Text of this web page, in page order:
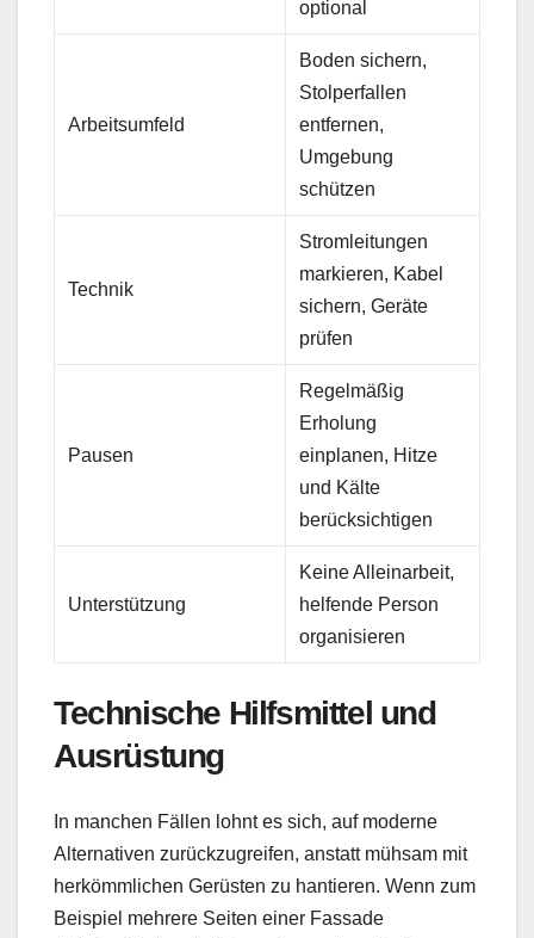
optional
Arbeitsumfeld
Boden sichern,
Stolperfallen
entfernen,
Umgebung
schützen
Technik
Stromleitungen
markieren, Kabel
sichern, Geräte
prüfen
Pausen
Regelmäßig
Erholung
einplanen, Hitze
und Kälte
berücksichtigen
Unterstützung
Keine Alleinarbeit,
helfende Person
organisieren
Technische Hilfsmittel und
Ausrüstung
In manchen Fällen lohnt es sich, auf moderne
Alternativen zurückzugreifen, anstatt mühsam mit
herkömmlichen Gerüsten zu hantieren. Wenn zum
Beispiel mehrere Seiten einer Fassade